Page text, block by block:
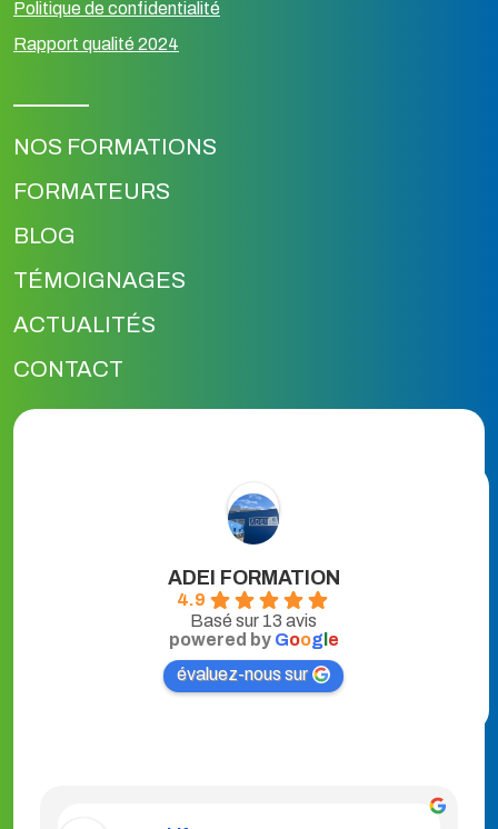
Politique de confidentialité
Rapport qualité 2024
NOS FORMATIONS
FORMATEURS
BLOG
TÉMOIGNAGES
ACTUALITÉS
CONTACT
ADEI FORMATION
4.9
Basé sur 13 avis
powered by Goog e
évaluez-nous sur